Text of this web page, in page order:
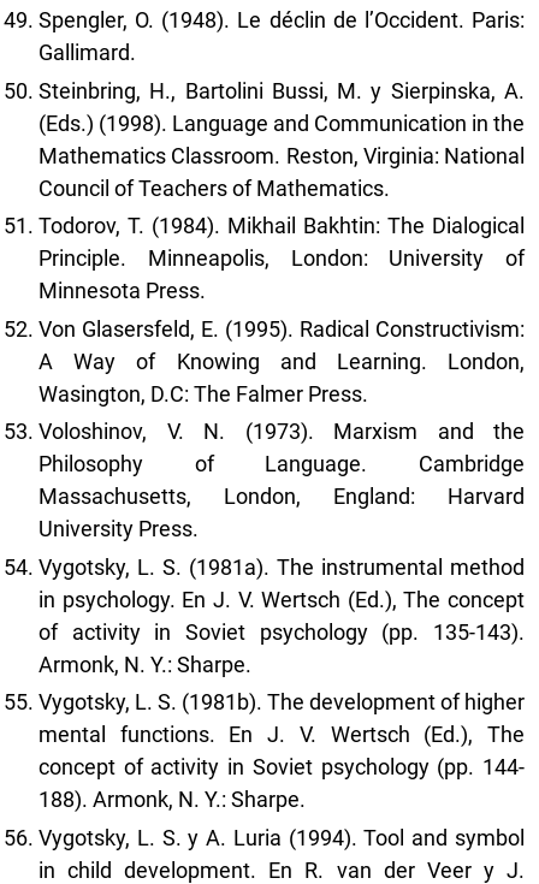
Spengler, O. (1948). Le déclin de l’Occident. Paris:
Gallimard.
Steinbring, H., Bartolini Bussi, M. y Sierpinska, A.
(Eds.) (1998). Language and Communication in the
Mathematics Classroom. Reston, Virginia: National
Council of Teachers of Mathematics.
Todorov, T. (1984). Mikhail Bakhtin: The Dialogical
Principle. Minneapolis, London: University of
Minnesota Press.
Von Glasersfeld, E. (1995). Radical Constructivism:
A Way of Knowing and Learning. London,
Wasington, D.C: The Falmer Press.
Voloshinov, V. N. (1973). Marxism and the
Philosophy of Language. Cambridge
Massachusetts, London, England: Harvard
University Press.
Vygotsky, L. S. (1981a). The instrumental method
in psychology. En J. V. Wertsch (Ed.), The concept
of activity in Soviet psychology (pp. 135-143).
Armonk, N. Y.: Sharpe.
Vygotsky, L. S. (1981b). The development of higher
mental functions. En J. V. Wertsch (Ed.), The
concept of activity in Soviet psychology (pp. 144-
188). Armonk, N. Y.: Sharpe.
Vygotsky, L. S. y A. Luria (1994). Tool and symbol
in child development. En R. van der Veer y J.